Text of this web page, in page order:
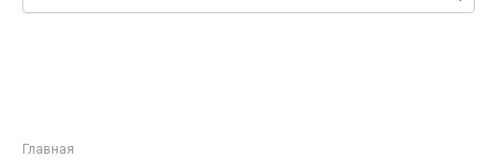
Главная